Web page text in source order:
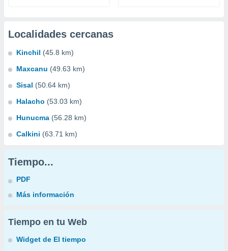
Localidades cercanas
Kinchil (45.8 km)
Maxcanu (49.63 km)
Sisal (50.64 km)
Halacho (53.03 km)
Hunucma (56.28 km)
Calkini (63.71 km)
Tiempo...
PDF
Más información
Tiempo en tu Web
Widget de El tiempo